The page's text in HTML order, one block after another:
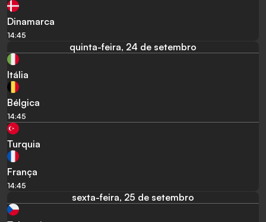
Dinamarca
14:45
quinta-feira, 24 de setembro
Itália
Bélgica
14:45
Turquia
França
14:45
sexta-feira, 25 de setembro